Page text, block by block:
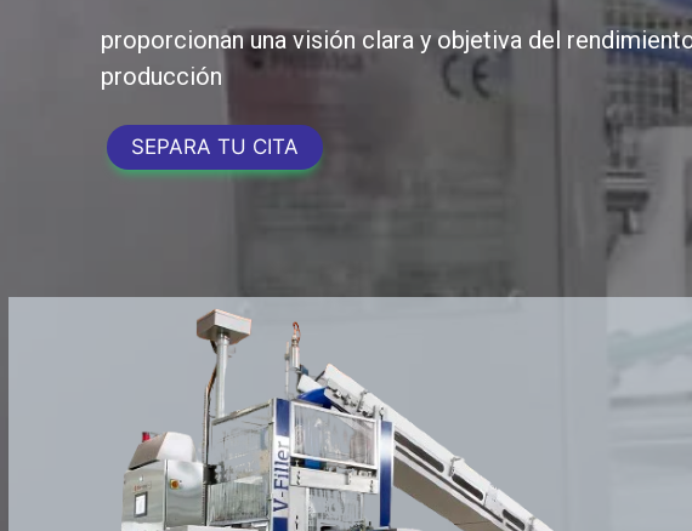
proporcionan una visión clara y objetiva del
producción
SEPARA TU CITA